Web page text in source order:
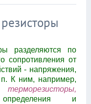
разделяются по
сопротивления от
- напряжения,
К ним, например,
и